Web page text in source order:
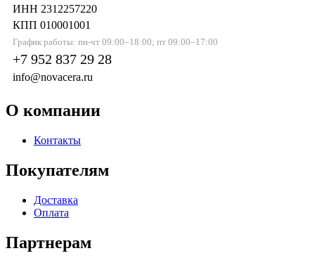
ИНН 2312257220
КПП 010001001
График работы: пн-чт 09:00–18:00; пт 09:00–17:00
+7 952 837 29 28
info@novacera.ru
О компании
Контакты
Покупателям
Доставка
Оплата
Партнерам